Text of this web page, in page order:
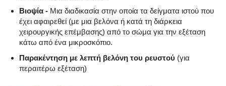
Βιοψία - Μια διαδικασία στην οποία τα δείγματα ιστού που
έχει αφαιρεθεί (με μια βελόνα ή κατά τη διάρκεια
χειρουργικής επέμβασης) από το σώμα για την εξέταση
κάτω από ένα μικροσκόπιο.
Παρακέντηση με λεπτή βελόνη του ρευστού (για
περαιτέρω εξέταση)